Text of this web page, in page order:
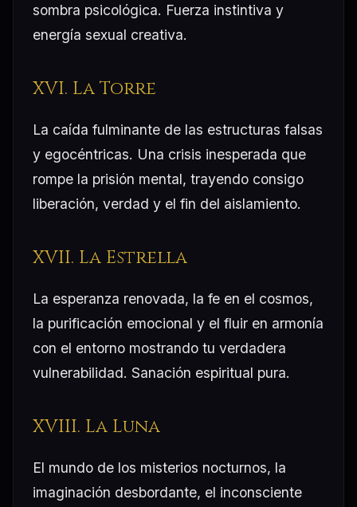
sombra psicológica. Fuerza instintiva y
energía sexual creativa.
XVI. La Torre
La caída fulminante de las estructuras falsas
y egocéntricas. Una crisis inesperada que
rompe la prisión mental, trayendo consigo
liberación, verdad y el fin del aislamiento.
XVII. La Estrella
La esperanza renovada, la fe en el cosmos,
la purificación emocional y el fluir en armonía
con el entorno mostrando tu verdadera
vulnerabilidad. Sanación espiritual pura.
XVIII. La Luna
El mundo de los misterios nocturnos, la
imaginación desbordante, el inconsciente